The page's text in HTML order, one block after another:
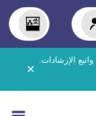
واتبع الإرشادات.
✕